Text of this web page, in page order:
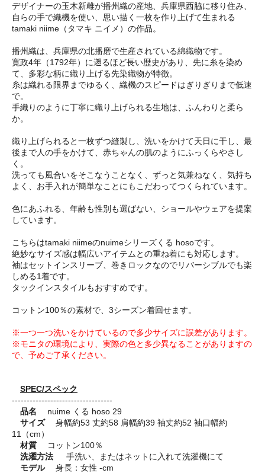
デザイナーの玉木新雌が播州織の産地、兵庫県西脇に移り住み、
自らの手で織機を使い、思い描く一枚を作り上げて生まれる
tamaki niime（タマキ ニイメ）の作品。
播州織は、兵庫県の北播磨で生産されている綿織物です。
寛政4年（1792年）に遡るほど長い歴史があり、先に糸を染め
て、多彩な柄に織り上げる先染織物が特徴。
糸は織れる限界までゆるく、織機のスピードはぎりぎりまで低速
で。
手織りのように丁寧に織り上げられる生地は、ふんわりと柔ら
か。
織り上げられると一枚ずつ縫製し、洗いをかけて天日に干し、最
後まで人の手をかけて、赤ちゃんの肌のようにふっくらやさし
く。
洗っても風合いをそこなうことなく、ずっと気兼ねなく、気持ち
よく、お手入れが簡単なことにもこだわってつくられています。
色にあふれる、年齢も性別も選ばない、ショールやウェアを提案
しています。
こちらはtamaki niimeのnuimeシリーズくる hosoです。
絶妙なサイズ感は幅広いアイテムとの重ね着にも対応します。
袖はセットインスリーブ、巻きロックなのでリバーシブルでも楽
しめる1着です。
タックインスタイルもおすすめです。
コットン100％の素材で、3シーズン着回せます。
※一つ一つ洗いをかけているので多少サイズに誤差があります。
※モニタの環境により、実際の色と多少異なることがありますの
で、予めご了承ください。
SPEC/スペック
----------------------------------
品名
nuime くる hoso 29
サイズ身幅約53 丈約58 肩幅約39 袖丈約52 袖口幅約
11（cm）
材質 コットン100％
洗濯方法 手洗い、またはネットに入れて洗濯機にて
モデル身長：女性 -cm